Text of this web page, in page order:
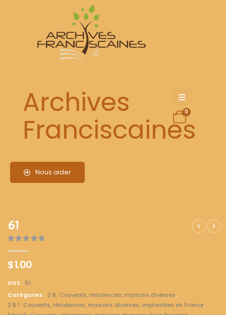
Archives
Franciscaines
Nous aider
0
61
$1.00
UGS : 61
Catégories : 2 B : Couvents, résidences, maisons diverses,
2 B 1 : Couvents, résidences, maisons diverses, implantées en France,